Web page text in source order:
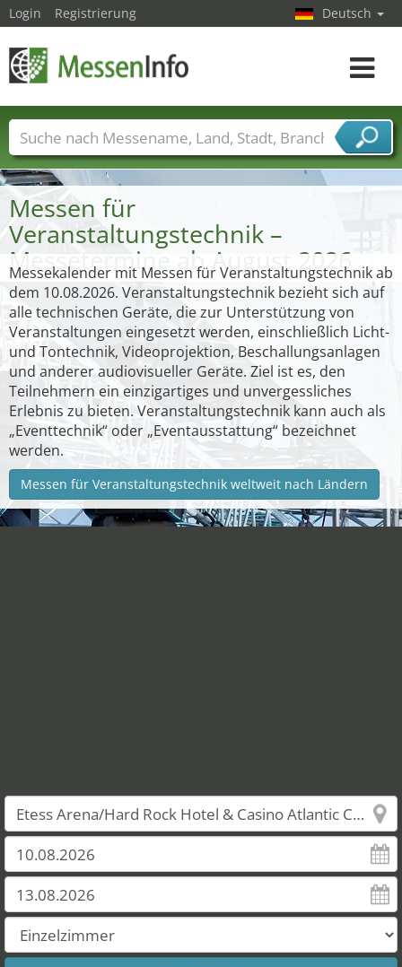
Messen für
Veranstaltungstechnik –
Messetermine ab August 2026
Messekalender mit Messen für Veranstaltungstechnik ab
dem 10.08.2026. Veranstaltungstechnik bezieht sich auf
alle technischen Geräte, die zur Unterstützung von
Veranstaltungen eingesetzt werden, einschließlich Licht-
und Tontechnik, Videoprojektion, Beschallungsanlagen
und anderer audiovisueller Geräte. Ziel ist es, den
Teilnehmern ein einzigartiges und unvergessliches
Erlebnis zu bieten. Veranstaltungstechnik kann auch als
„Eventtechnik“ oder „Eventausstattung“ bezeichnet
werden.
Messen für Veranstaltungstechnik weltweit nach Ländern
Login Registrierung Deutsch
Toggle
Messenamen Länder Städte
Branchen
Dienstleisterbranchen